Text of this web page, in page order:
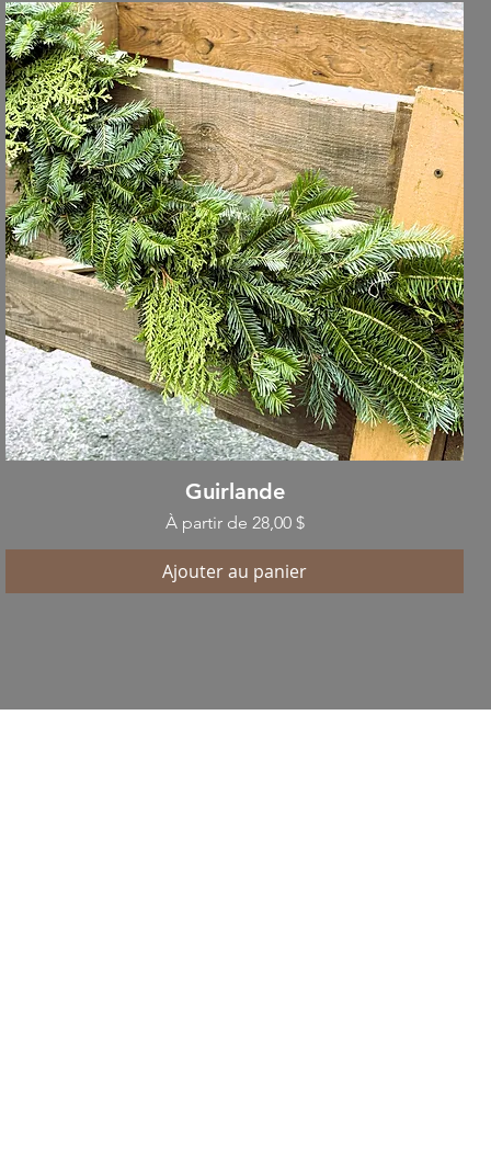
Aperçu rapide
Guirlande
À partir de 28,00 $
Prix promotionnel
Ajouter au panier